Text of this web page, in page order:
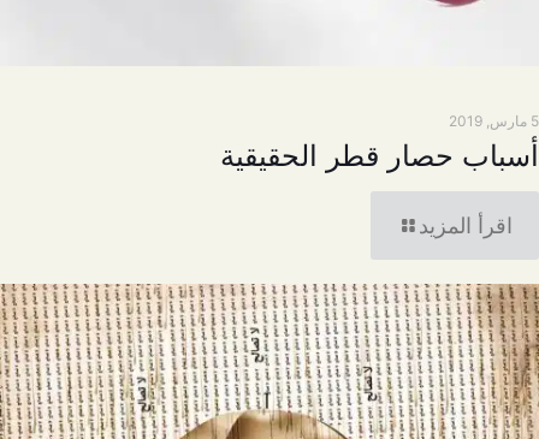
5 مارس, 2019
أسباب حصار قطر الحقيقية
اقرأ المزيد